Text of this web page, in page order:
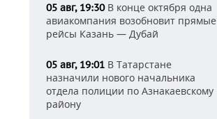
05 авг, 19:30В конце октября одна
авиакомпания возобновит прямые
рейсы Казань — Дубай
05 авг, 19:01 В Татарстане
назначили нового начальника
отдела полиции по Азнакаевскому
району